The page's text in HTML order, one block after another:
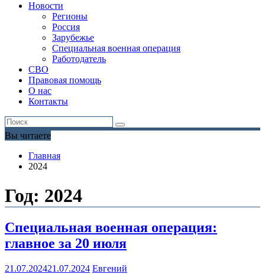
Новости
Регионы
Россия
Зарубежье
Специальная военная операция
Работодатель
СВО
Правовая помощь
О нас
Контакты
Вы читаете
Главная
2024
Год: 2024
Специальная военная операция:
главное за 20 июля
21.07.202421.07.2024 Евгений